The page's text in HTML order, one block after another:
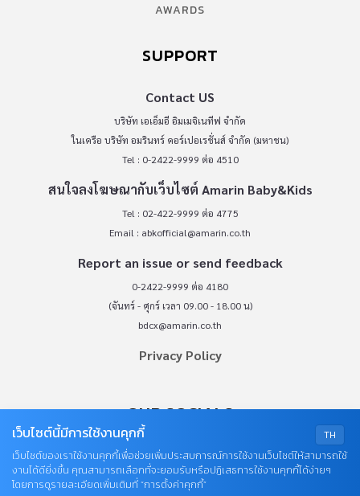
AWARDS
SUPPORT
Contact US
บริษัท เอเอ็มอี อิมเมจิเนทีฟ จำกัด
ในเครือ บริษัท อมรินทร์ คอร์เปอเรชั่นส์ จำกัด (มหาชน)
Tel : 0-2422-9999 ต่อ 4510
สนใจลงโฆษณากับเว็บไซต์ Amarin Baby&Kids
Tel : 02-422-9999 ต่อ 4775
Email : abkofficial@amarin.co.th
Report an issue or send feedback
0-2422-9999 ต่อ 4180
(จันทร์ - ศุกร์ เวลา 09.00 - 18.00 น)
bdcx@amarin.co.th
Privacy Policy
OUR SOCIALS
TH
เว็บไซต์นี้มีการใช้งานคุกกี้
เว็บไซต์ของเราใช้งานคุกกี้เพื่อช่วยเพิ่มประสบการณ์การใช้งานเว็บไซต์ให้สามารถใช้
งานได้ดียิ่งขึ้น คุณสามารถเลือกที่จะยอมรับหรือปฏิเสธการใช้งานคุกกี้ได้ง่ายๆ
โดยการดูรายละเอียดเพิ่มเติมที่ “การตั้งค่าคุกกี้”